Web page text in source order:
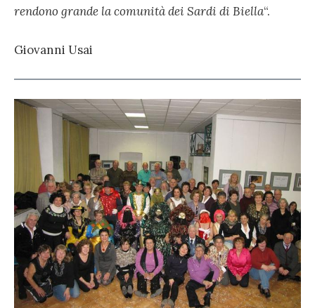
rendono grande la comunità dei Sardi di Biella“.
Giovanni Usai